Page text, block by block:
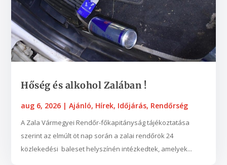
Hőség és alkohol Zalában !
aug 6, 2026 |Ajánló, Hírek, Időjárás, Rendőrség
A Zala Vármegyei Rendőr-főkapitányság tájékoztatása
szerint az elmúlt öt nap során a zalai rendőrök 24
közlekedési baleset helyszínén intézkedtek, amelyek...